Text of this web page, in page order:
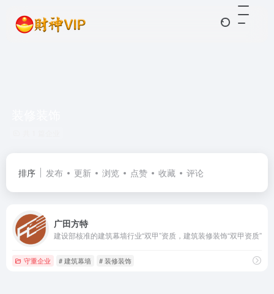
排序 发布 更新 浏览 点赞 收藏 评论
广田方特
建设部核准的建筑幕墙行业“双甲”资质，建筑装修装饰“双甲资质”
守重企业 # 建筑幕墙 # 装修装饰